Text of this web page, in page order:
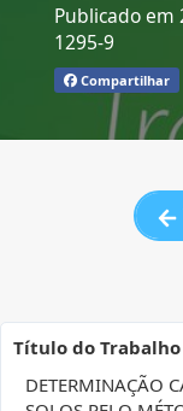
Publicado em
1295-9
Compartilhar
Título do Trabalho
DETERMINAÇÃO